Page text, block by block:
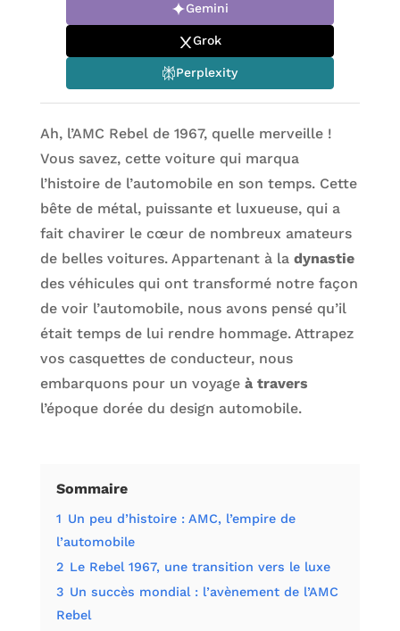
Gemini
Grok
Perplexity
Ah, l’AMC Rebel de 1967, quelle merveille !
Vous savez, cette voiture qui marqua
l’histoire de l’automobile en son temps. Cette
bête de métal, puissante et luxueuse, qui a
fait chavirer le cœur de nombreux amateurs
de belles voitures. Appartenant à la dynastie
des véhicules qui ont transformé notre façon
de voir l’automobile, nous avons pensé qu’il
était temps de lui rendre hommage. Attrapez
vos casquettes de conducteur, nous
embarquons pour un voyage à travers
l’époque dorée du design automobile.
Sommaire
1 Un peu d’histoire : AMC, l’empire de
l’automobile
2 Le Rebel 1967, une transition vers le luxe
3 Un succès mondial : l’avènement de l’AMC
Rebel